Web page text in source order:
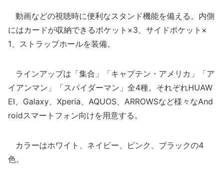
動画などの視聴時に便利なスタンド機能を備える。内側
にはカードが収納できるポケット×3、サイドポケット×
1、ストラップホールを装備。
ラインアップは「集合」「キャプテン・アメリカ」「ア
イアンマン」「スパイダーマン」全4種。それぞれHUAW
EI、Galaxy、Xperia、AQUOS、ARROWSなど様々なAnd
roidスマートフォン向けを用意する。
カラーはホワイト、ネイビー、ピンク、ブラックの4
色。